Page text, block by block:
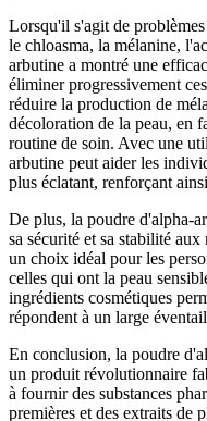
Lorsqu'il s'agit de problèmes
le chloasma, la mélanine,
arbutine a montré une
éliminer progressivement
réduire la production de
décoloration de la peau, en
routine de soin. Avec une
arbutine peut aider les
plus éclatant, renforçant
De plus, la poudre d'alpha-
sa sécurité et sa stabilité
un choix idéal pour les
celles qui ont la peau
ingrédients cosmétiques
répondent à un large
En conclusion, la poudre
un produit révolutionnaire
à fournir des substances
premières et des extraits de